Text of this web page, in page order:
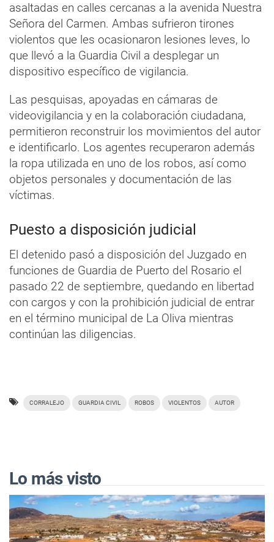
asaltadas en calles cercanas a la avenida Nuestra
Señora del Carmen. Ambas sufrieron tirones
violentos que les ocasionaron lesiones leves, lo
que llevó a la Guardia Civil a desplegar un
dispositivo específico de vigilancia.
Las pesquisas, apoyadas en cámaras de
videovigilancia y en la colaboración ciudadana,
permitieron reconstruir los movimientos del autor
e identificarlo. Los agentes recuperaron además
la ropa utilizada en uno de los robos, así como
objetos personales y documentación de las
víctimas.
Puesto a disposición judicial
El detenido pasó a disposición del Juzgado en
funciones de Guardia de Puerto del Rosario el
pasado 22 de septiembre, quedando en libertad
con cargos y con la prohibición judicial de entrar
en el término municipal de La Oliva mientras
continúan las diligencias.
CORRALEJO GUARDIA CIVIL ROBOS VIOLENTOS AUTOR
Lo más visto